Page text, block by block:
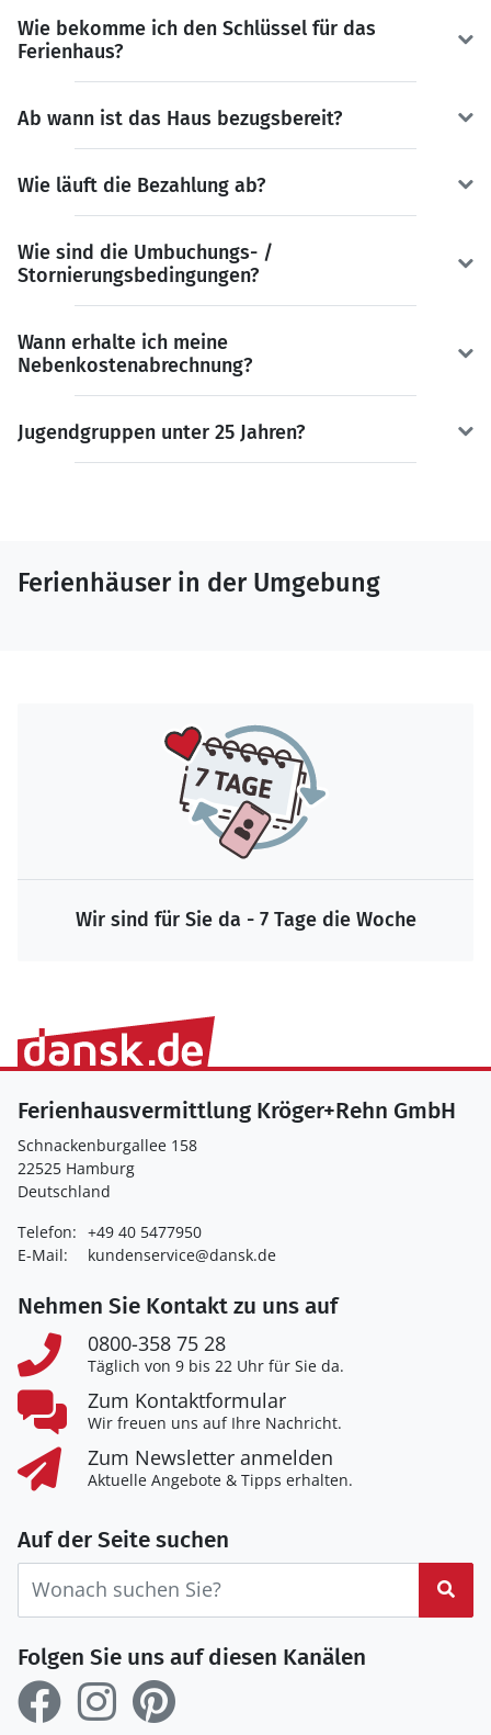
Wie bekomme ich den Schlüssel für das
Ferienhaus?
Ab wann ist das Haus bezugsbereit?
Wie läuft die Bezahlung ab?
Wie sind die Umbuchungs- /
Stornierungsbedingungen?
Wann erhalte ich meine
Nebenkostenabrechnung?
Jugendgruppen unter 25 Jahren?
Ferienhäuser in der Umgebung
Wir sind für Sie da - 7 Tage die Woche
Ferienhausvermittlung Kröger+Rehn GmbH
Schnackenburgallee 158
22525 Hamburg
Deutschland
Telefon: +49 40 5477950
E-Mail:
kundenservice@dansk.de
Nehmen Sie Kontakt zu uns auf
0800-358 75 28
Täglich von 9 bis 22 Uhr für Sie da.
Zum Kontaktformular
Wir freuen uns auf Ihre Nachricht.
Zum Newsletter anmelden
Aktuelle Angebote & Tipps erhalten.
Auf der Seite suchen
Folgen Sie uns auf diesen Kanälen